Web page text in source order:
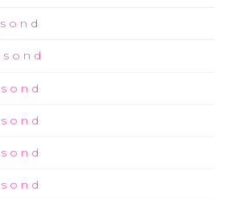
s o n d
s o n d
s o n d
s o n d
s o n d
s o n d